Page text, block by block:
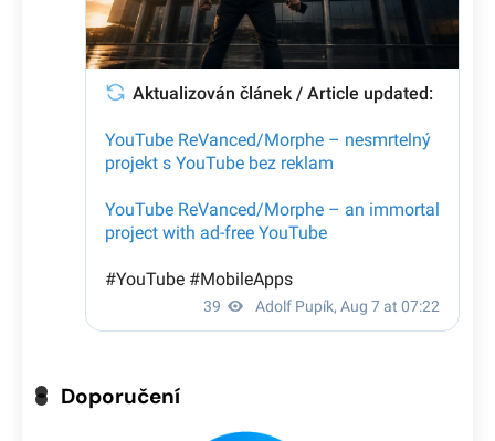
Doporučení